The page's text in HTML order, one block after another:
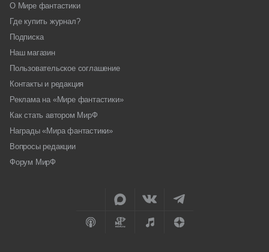
О Мире фантастики
Где купить журнал?
Подписка
Наш магазин
Пользовательское соглашение
Контакты и редакция
Реклама на «Мире фантастики»
Как стать автором МирФ
Награды «Мира фантастики»
Вопросы редакции
Форум МирФ